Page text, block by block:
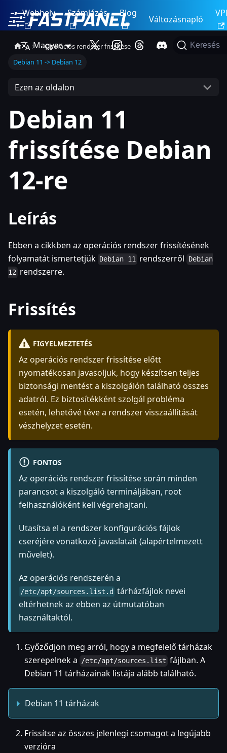
Webhely Számlázás Blog
Változásnapló
Magyar Keresés
Operációs rendszer frissítése
Debian 11 -> Debian 12
Ezen az oldalon
Debian 11
frissítése Debian
12-re
Leírás
Ebben a cikkben az operációs rendszer frissítésének
folyamatát ismertetjük Debian 11 rendszerről
Debian
12 rendszerre.
Frissítés
FIGYELMEZTETÉS
Az operációs rendszer frissítése előtt
nyomatékosan javasoljuk, hogy készítsen teljes
biztonsági mentést a kiszolgálón található összes
adatról. Ez biztosítékként szolgál probléma
esetén, lehetővé téve a rendszer visszaállítását
vészhelyzet esetén.
FONTOS
Az operációs rendszer frissítése során minden
parancsot a kiszolgáló termináljában, root
felhasználóként kell végrehajtani.
Utasítsa el a rendszer konfigurációs fájlok
cseréjére vonatkozó javaslatait (alapértelmezett
művelet).
Az operációs rendszerén a
/etc/apt/sources.list.d tárházfájlok nevei
eltérhetnek az ebben az útmutatóban
használtaktól.
Győződjön meg arról, hogy a megfelelő tárházak
szerepelnek a /etc/apt/sources.list fájlban. A
Debian 11 tárházainak listája alább található.
Debian 11 tárházak
Frissítse az összes jelenlegi csomagot a legújabb
verzióra